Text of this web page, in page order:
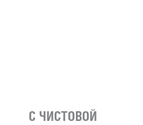
С ЧИСТОВОЙ